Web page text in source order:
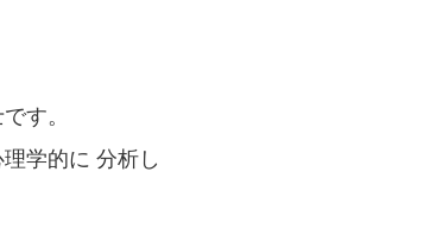
す。
学的に 分析し